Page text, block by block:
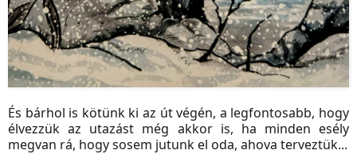
És bárhol is kötünk ki az út végén, a legfontosabb, hogy
élvezzük az utazást még akkor is, ha minden esély
megvan rá, hogy sosem jutunk el oda, ahova terveztük...